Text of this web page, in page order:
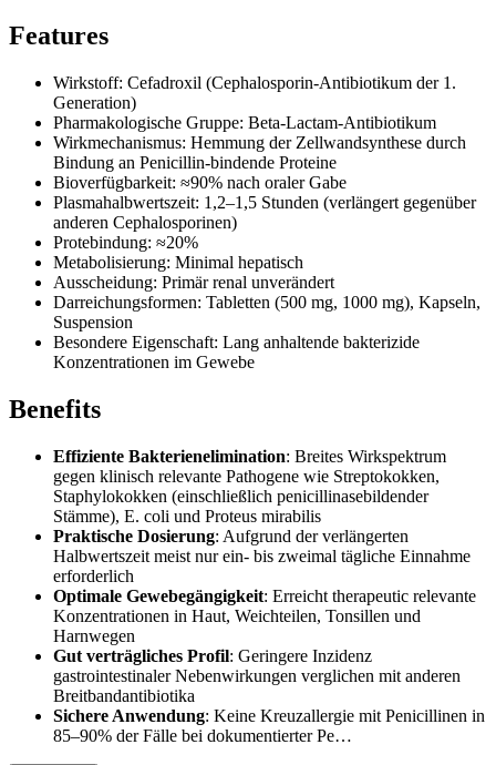
Features
Wirkstoff: Cefadroxil (Cephalosporin-Antibiotikum der 1.
Generation)
Pharmakologische Gruppe: Beta-Lactam-Antibiotikum
Wirkmechanismus: Hemmung der Zellwandsynthese durch
Bindung an Penicillin-bindende Proteine
Bioverfügbarkeit: ≈90% nach oraler Gabe
Plasmahalbwertszeit: 1,2–1,5 Stunden (verlängert gegenüber
anderen Cephalosporinen)
Protebindung: ≈20%
Metabolisierung: Minimal hepatisch
Ausscheidung: Primär renal unverändert
Darreichungsformen: Tabletten (500 mg, 1000 mg), Kapseln,
Suspension
Besondere Eigenschaft: Lang anhaltende bakterizide
Konzentrationen im Gewebe
Benefits
Effiziente Bakterienelimination: Breites Wirkspektrum
gegen klinisch relevante Pathogene wie Streptokokken,
Staphylokokken (einschließlich penicillinasebildender
Stämme), E. coli und Proteus mirabilis
Praktische Dosierung: Aufgrund der verlängerten
Halbwertszeit meist nur ein- bis zweimal tägliche Einnahme
erforderlich
Optimale Gewebegängigkeit: Erreicht therapeutic relevante
Konzentrationen in Haut, Weichteilen, Tonsillen und
Harnwegen
Gut verträgliches Profil: Geringere Inzidenz
gastrointestinaler Nebenwirkungen verglichen mit anderen
Breitbandantibiotika
Sichere Anwendung: Keine Kreuzallergie mit Penicillinen in
85–90% der Fälle bei dokumentierter Pe…